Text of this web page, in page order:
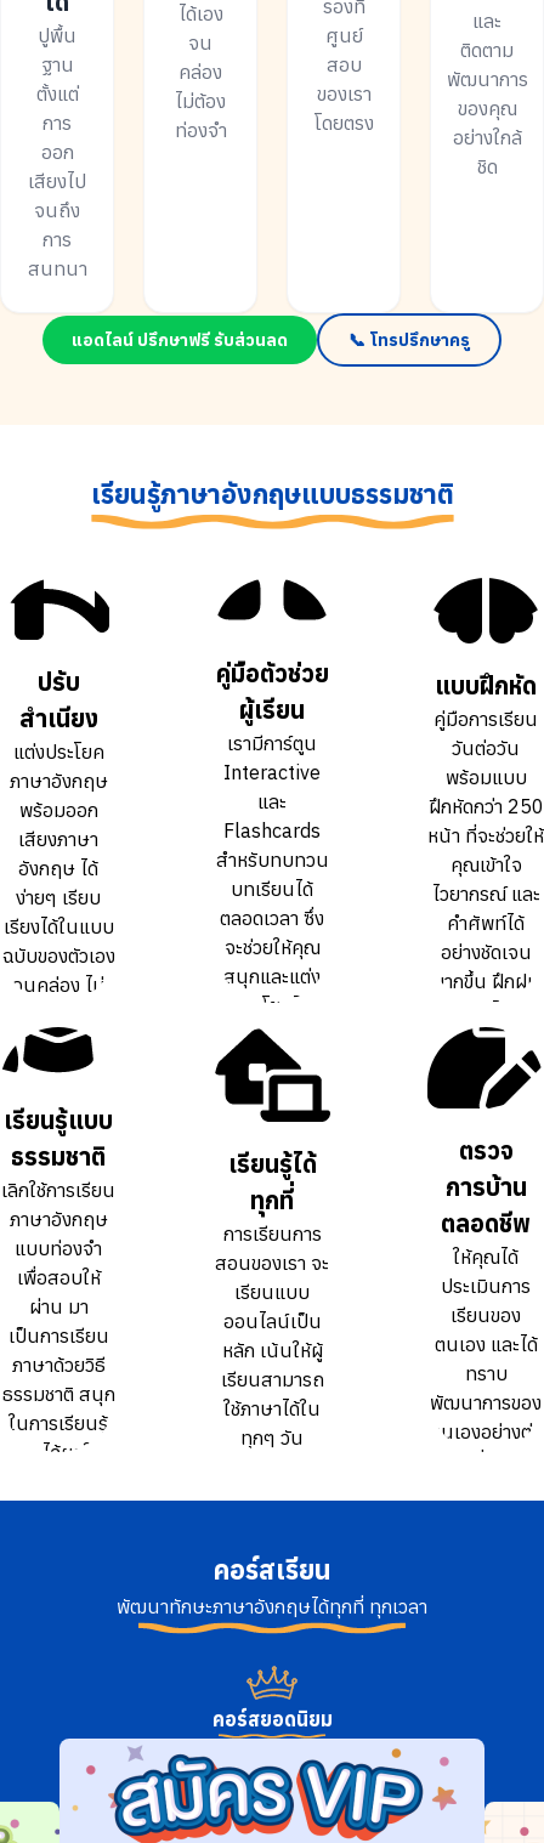
ปูพื้น
ฐาน
ตั้งแต่
การ
ออก
เสียงไป
จนถึง
การ
สนทนา
ได้เอง
จน
คล่อง
ไม่ต้อง
ท่องจำ
รองที่
ศูนย์
สอบ
ของเรา
โดยตรง
และ
ติดตาม
พัฒนาการ
ของคุณ
อย่างใกล้
ชิด
แอดไลน์ ปรึกษาฟรี รับส่วนลด 📞 โทรปรึกษาครู
เรียนรู้ภาษาอังกฤษแบบธรรมชาติ
ปรับ
สำเนียง
แต่งประโยค
ภาษาอังกฤษ
พร้อมออก
เสียงภาษา
อังกฤษ ได้
ง่ายๆ เรียบ
เรียงได้ในแบบ
ฉบับของตัวเอง
จนคล่อง ไม่
เนียงเป๊ะ
ปรับ
สำเนียง
แต่งประโยค
ภาษาอังกฤษ
พร้อมออก
เสียงภาษา
อังกฤษ ได้
ง่ายๆ เรียบ
เรียงได้ในแบบ
ฉบับของตัวเอง
จนคล่อง ไม่
เนียงเป๊ะ
คู่มือตัวช่วย
ผู้เรียน
เรามีการ์ตูน
Interactive
และ
Flashcards
สำหรับทบทวน
บทเรียนได้
ตลอดเวลา ซึ่ง
จะช่วยให้คุณ
สนุกและแต่ง
ประโยคได้
คล่องขึ้นกว่า
การเรียน
ธรรมดา 10
เท่า
คู่มือตัวช่วย
ผู้เรียน
เรามีการ์ตูน
Interactive
และ
Flashcards
สำหรับทบทวน
บทเรียนได้
ตลอดเวลา ซึ่ง
จะช่วยให้คุณ
สนุกและแต่ง
ประโยคได้
คล่องขึ้นกว่า
การเรียน
ธรรมดา 10
เท่า
แบบฝึกหัด
คู่มือการเรียน
วันต่อวัน
พร้อมแบบ
ฝึกหัดกว่า 250
หน้า ที่จะช่วยให้
คุณเข้าใจ
ไวยากรณ์ และ
คำศัพท์ได้
อย่างชัดเจน
มากขึ้น ฝึกฝน
ที่
แบบฝึกหัด
คู่มือการเรียน
วันต่อวัน
พร้อมแบบ
ฝึกหัดกว่า 250
หน้า ที่จะช่วยให้
คุณเข้าใจ
ไวยากรณ์ และ
คำศัพท์ได้
อย่างชัดเจน
มากขึ้น ฝึกฝน
ที่
เรียนรู้แบบ
ธรรมชาติ
เลิกใช้การเรียน
ภาษาอังกฤษ
แบบท่องจำ
เพื่อสอบให้
ผ่าน มา
เป็นการเรียน
ภาษาด้วยวิธี
ธรรมชาติ สนุก
ในการเรียนรู้
และได้ผลใน
เรียนรู้แบบ
ธรรมชาติ
เลิกใช้การเรียน
ภาษาอังกฤษ
แบบท่องจำ
เพื่อสอบให้
ผ่าน มา
เป็นการเรียน
ภาษาด้วยวิธี
ธรรมชาติ สนุก
ในการเรียนรู้
และได้ผลใน
เรียนรู้ได้
ทุกที่
การเรียนการ
สอนของเรา จะ
เรียนแบบ
ออนไลน์เป็น
หลัก เน้นให้ผู้
เรียนสามารถ
ใช้ภาษาได้ใน
ทุกๆ วัน
เรียนรู้ได้
ทุกที่
การเรียนการ
สอนของเรา จะ
เรียนแบบ
ออนไลน์เป็น
หลัก เน้นให้ผู้
เรียนสามารถ
ใช้ภาษาได้ใน
ทุกๆ วัน
ตรวจ
การบ้าน
ตลอดชีพ
ให้คุณได้
ประเมินการ
เรียนของ
ตนเอง และได้
ทราบ
พัฒนาการของ
ตนเองอย่างต่อ
เนื่อง
ตรวจ
การบ้าน
ตลอดชีพ
ให้คุณได้
ประเมินการ
เรียนของ
ตนเอง และได้
ทราบ
พัฒนาการของ
ตนเองอย่างต่อ
เนื่อง
คอร์สเรียน
พัฒนาทักษะภาษาอังกฤษได้ทุกที่ ทุกเวลา
คอร์สยอดนิยม